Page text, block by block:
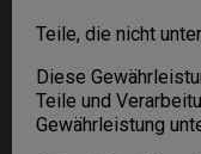
Teile, die nicht
Diese
Teile und
Gewährleistung